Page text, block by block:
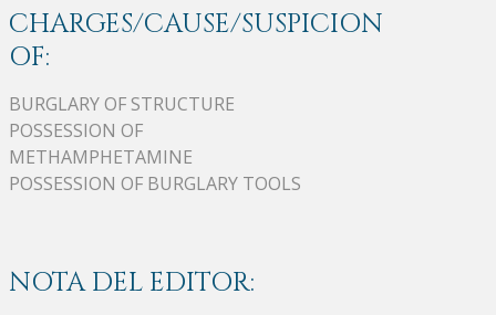
CHARGES/CAUSE/SUSPICION
OF:
BURGLARY OF STRUCTURE
POSSESSION OF
METHAMPHETAMINE
POSSESSION OF BURGLARY TOOLS
NOTA DEL EDITOR: